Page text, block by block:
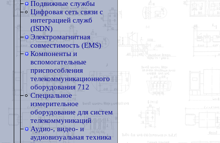
Подвижные службы
Цифровая сеть связи с
интеграцией служб
(ISDN)
Электромагнитная
совместимость (EMS)
Компоненты и
вспомогательные
приспособления
телекоммуникационного
оборудования 712
Специальное
измерительное
оборудование для систем
телекоммуникаций
Аудио-, видео- и
аудиовизуальная техника